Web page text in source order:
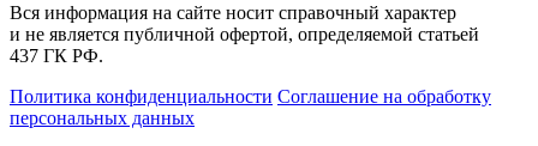
Вся информация на сайте носит справочный характер
и не является публичной офертой, определяемой статьей
437 ГК РФ.
Политика конфиденциальности Соглашение на обработку
персональных данных